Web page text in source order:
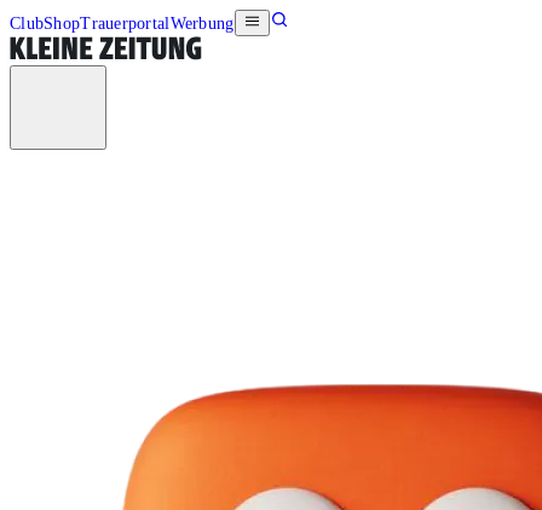
ClubShopTrauerportalWerbung